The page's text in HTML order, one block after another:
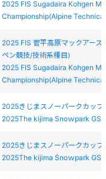
2025 FIS Sugadaira Kohgen
Championship(Alpine
2025 FIS 菅平高原マックアー
ペン競技/技術系種目)
2025 FIS Sugadaira Kohgen
Championship(Alpine
2025きじまスノーパークカップ
2025The kijima Snoｗpark
2025きじまスノーパークカップ
2025The kijima Snoｗpark